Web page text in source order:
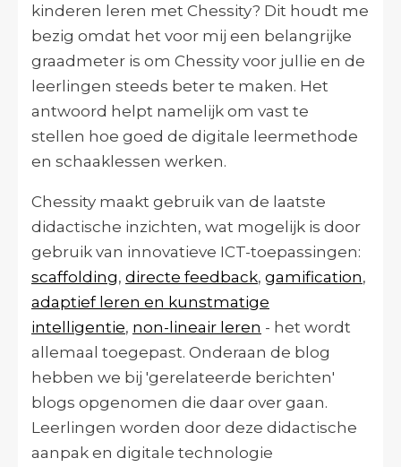
kinderen leren met Chessity? Dit houdt me
bezig omdat het voor mij een belangrijke
graadmeter is om Chessity voor jullie en de
leerlingen steeds beter te maken. Het
antwoord helpt namelijk om vast te
stellen hoe goed de digitale leermethode
en schaaklessen werken.
Chessity maakt gebruik van de laatste
didactische inzichten, wat mogelijk is door
gebruik van innovatieve ICT-toepassingen:
scaffolding, directe feedback, gamification,
adaptief leren en kunstmatige
intelligentie, non-lineair leren - het wordt
allemaal toegepast. Onderaan de blog
hebben we bij 'gerelateerde berichten'
blogs opgenomen die daar over gaan.
Leerlingen worden door deze didactische
aanpak en digitale technologie